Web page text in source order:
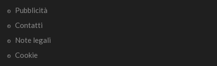
Pubblicità
Contatti
Note legali
Cookie